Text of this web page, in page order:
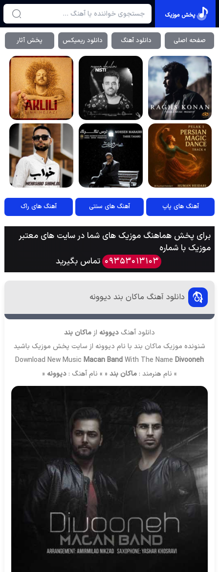
پخش موزیک
صفحه اصلی دانلود آهنگ دانلود ریمیکس پخش آثار
آهنگ های پاپ آهنگ های سنتی آهنگ های راک
برای پخش هماهنگ موزیک های شما در سایت های معتبر
موزیک با شماره
09353013103 تماس بگیرید
دانلود آهنگ ماکان بند دیوونه
دانلود آهنگ دیوونه ازماکان بند
شنونده موزیک ماکان بند با نام دیوونه از سایت پخش موزیک باشید
Download New Music Macan BandWith The Name Divooneh
» نام هنرمند : ماکان بند « » نام آهنگ : دیوونه «